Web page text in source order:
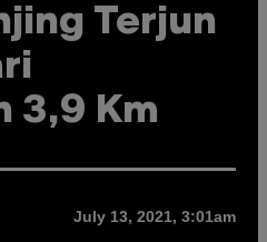
Terjun
3,9 Km
July 13, 2021, 3:01am